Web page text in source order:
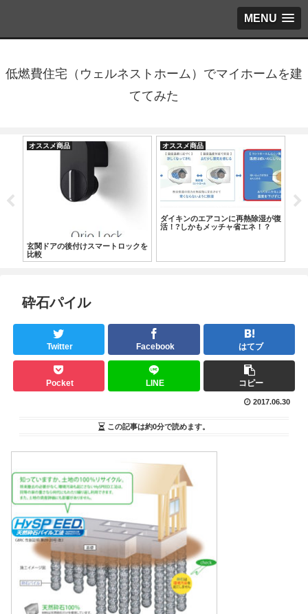
MENU
低燃費住宅（ウェルネストホーム）でマイホームを建
ててみた
オススメ商品
玄関ドアの後付けスマートロックを
比較
オススメ商品
ダイキンのエアコンに再熱除湿が復
活！?しかもメッチャ省エネ！？
砕石パイル
Twitter Facebook はてブ
Pocket LINE コピー
2017.06.30
この記事は約0分で読めます。